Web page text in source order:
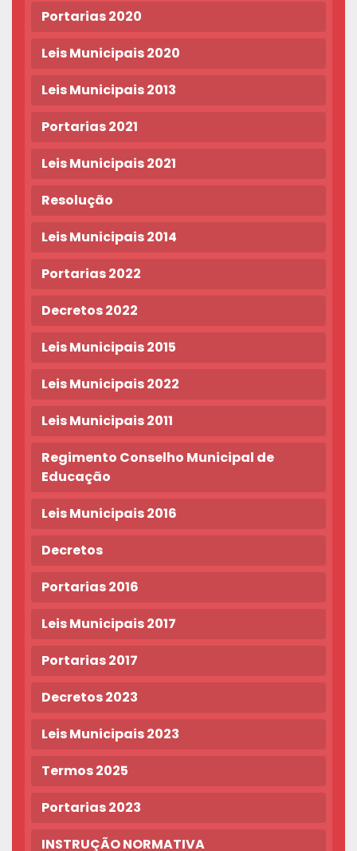
Portarias 2020
Leis Municipais 2020
Leis Municipais 2013
Portarias 2021
Leis Municipais 2021
Resolução
Leis Municipais 2014
Portarias 2022
Decretos 2022
Leis Municipais 2015
Leis Municipais 2022
Leis Municipais 2011
Regimento Conselho Municipal de
Educação
Leis Municipais 2016
Decretos
Portarias 2016
Leis Municipais 2017
Portarias 2017
Decretos 2023
Leis Municipais 2023
Termos 2025
Portarias 2023
INSTRUÇÃO NORMATIVA